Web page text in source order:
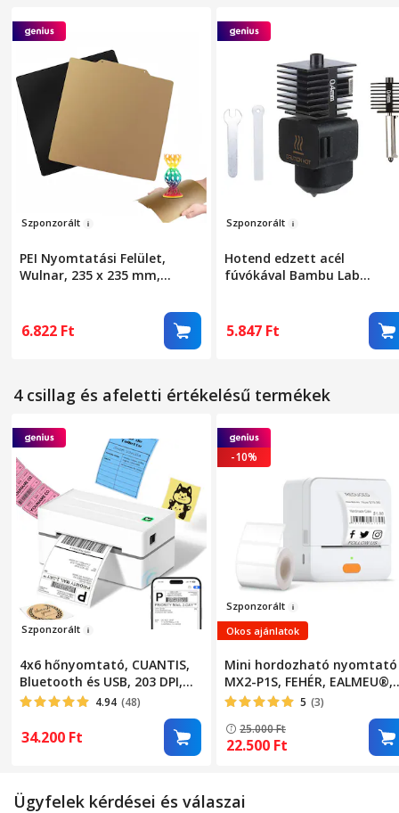
Szponzorált
PEI Nyomtatási Felület,
Wulnar, 235 x 235 mm,
Ender 3 V2, Ender 3 PRO 3D
Nyomtatókhoz
6.822 Ft
Szponzorált
Hotend edzett acél
fúvókával Bambu Lab
kulcs, 3D nyomtató
kompatibilis A1 és A1 Mini
5.847 Ft
4 csillag és afeletti értékelésű termékek
Szponzorált
4x6 hőnyomtató, CUANTIS,
Bluetooth és USB, 203 DPI,
150 mm/s, A6 AWB, direkt
hőnyomtatás, kompatibilis
Windows, Mac, Android,
4.94 (48)
34.200 Ft
-10%
Szponzorált
Okos ajánlatok
Mini hordozható nyomtató
MX2-P1S, FEHÉR, EALMEU®,
203 dpi, változtatható
tekercsszélesség 20-58 mm,
címkékhez, Bluetooth,
telefonos app, IOS/Android
akkumulátor
5 (3)
25.000Ft
22.500 Ft
Ügyfelek kérdései és válaszai